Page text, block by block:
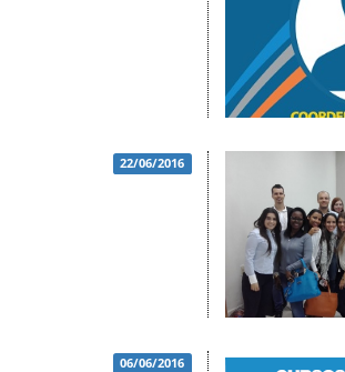
22/06/2016
06/06/2016